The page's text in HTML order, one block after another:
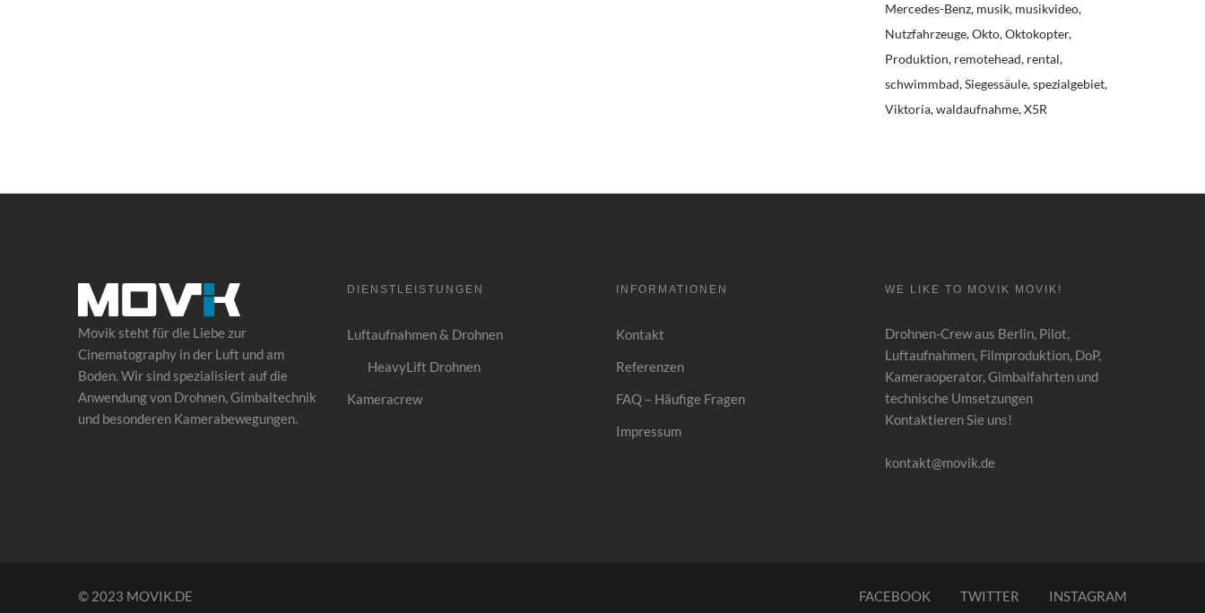
Mercedes-Benz musik musikvideo
Nutzfahrzeuge Okto Oktokopter
Produktion remotehead rental
schwimmbad Siegessäule spezialgebiet
Viktoria waldaufnahme X5R
Movik steht für die Liebe zur
Cinematography in der Luft und am
Boden. Wir sind spezialisiert auf die
Anwendung von Drohnen, Gimbaltechnik
und besonderen Kamerabewegungen.
DIENSTLEISTUNGEN
Luftaufnahmen & Drohnen
HeavyLift Drohnen
Kameracrew
INFORMATIONEN
Kontakt
Referenzen
FAQ – Häufige Fragen
Impressum
WE LIKE TO MOVIK MOVIK!
Drohnen-Crew aus Berlin, Pilot,
Luftaufnahmen, Filmproduktion, DoP,
Kameraoperator, Gimbalfahrten und
technische Umsetzungen
Kontaktieren Sie uns!
kontakt@movik.de
© 2023 MOVIK.DE FACEBOOK TWITTER INSTAGRAM